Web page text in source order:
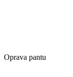
Oprava pantu